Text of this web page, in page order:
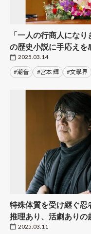
「一人の行商人にな
の歴史小説に手応えを
2025.03.14
#潮音 #宮本 輝 #文學界
特殊体質を受け継ぐ忍
推理あり、活劇ありの
2025.03.11